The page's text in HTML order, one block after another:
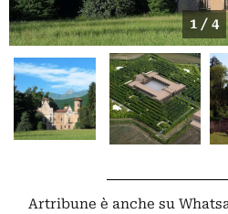
1 / 4
Artribune è anche su